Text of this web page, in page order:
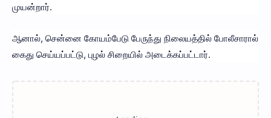
முயன்றார்.
ஆனால், சென்னை கோயம்பேடு பேருந்து நிலையத்தில் போலீசாரால்
கைது செய்யப்பட்டு, புழல் சிறையில் அடைக்கப்பட்டார்.